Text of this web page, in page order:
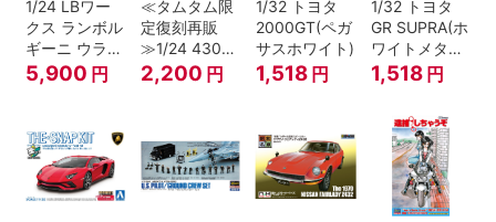
1/24 LBワー
クス ランボル
ギーニ ウラカ
ン Ver.1
5,900 円
≪タムタム限
定復刻再販
≫1/24 430セ
ドリック
2,200 円
1/32 トヨタ
2000GT(ペガ
サスホワイト)
1,518 円
1/32 トヨタ
GR SUPRA(ホ
ワイトメタリ
ック)
1,518 円